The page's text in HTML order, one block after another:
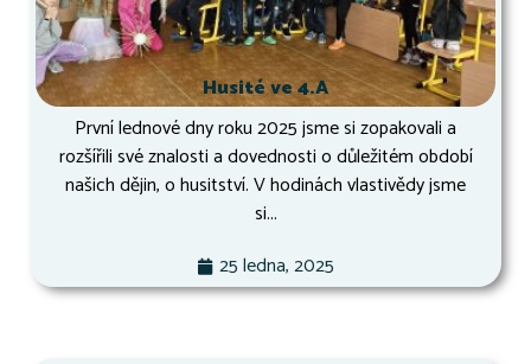
Husité ve 4.A
První lednové dny roku 2025 jsme si zopakovali a
rozšířili své znalosti a dovednosti o důležitém období
našich dějin, o husitství. V hodinách vlastivědy jsme
si...
25 ledna, 2025